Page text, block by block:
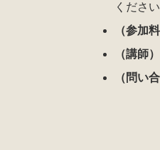
くださ
（参加
（講
（問い